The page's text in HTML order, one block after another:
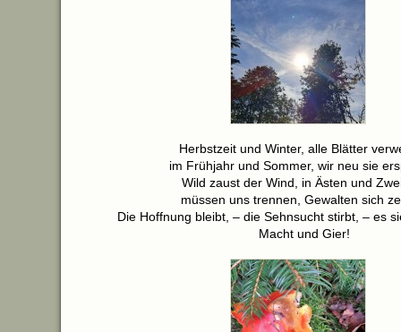
Herbstzeit und Winter, alle Blätter
im Frühjahr und Sommer, wir neu sie
Wild zaust der Wind, in Ästen und
müssen uns trennen, Gewalten sich
Die Hoffnung bleibt, – die Sehnsucht stirbt, – es
Macht und Gier!